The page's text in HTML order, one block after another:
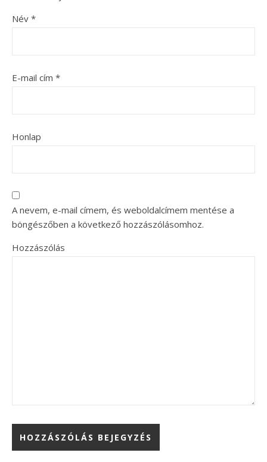
Név *
E-mail cím *
Honlap
A nevem, e-mail címem, és weboldalcímem mentése a
böngészőben a következő hozzászólásomhoz.
Hozzászólás